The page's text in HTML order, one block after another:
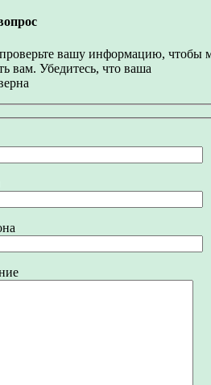
вашу информацию, чтобы
вам. Убедитесь, что ваша